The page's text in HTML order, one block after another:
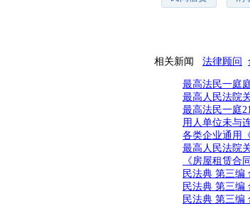
相关新闻 法律顾问
最高法民一庭
最高人民法院
最高法民一庭
用人单位未与
各类企业通用
最高人民法院
《房屋租赁合
民法典 第三编
民法典 第三编
民法典 第三编